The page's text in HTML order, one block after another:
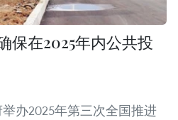
保在2025年内公共投
办2025年第三次全国推进